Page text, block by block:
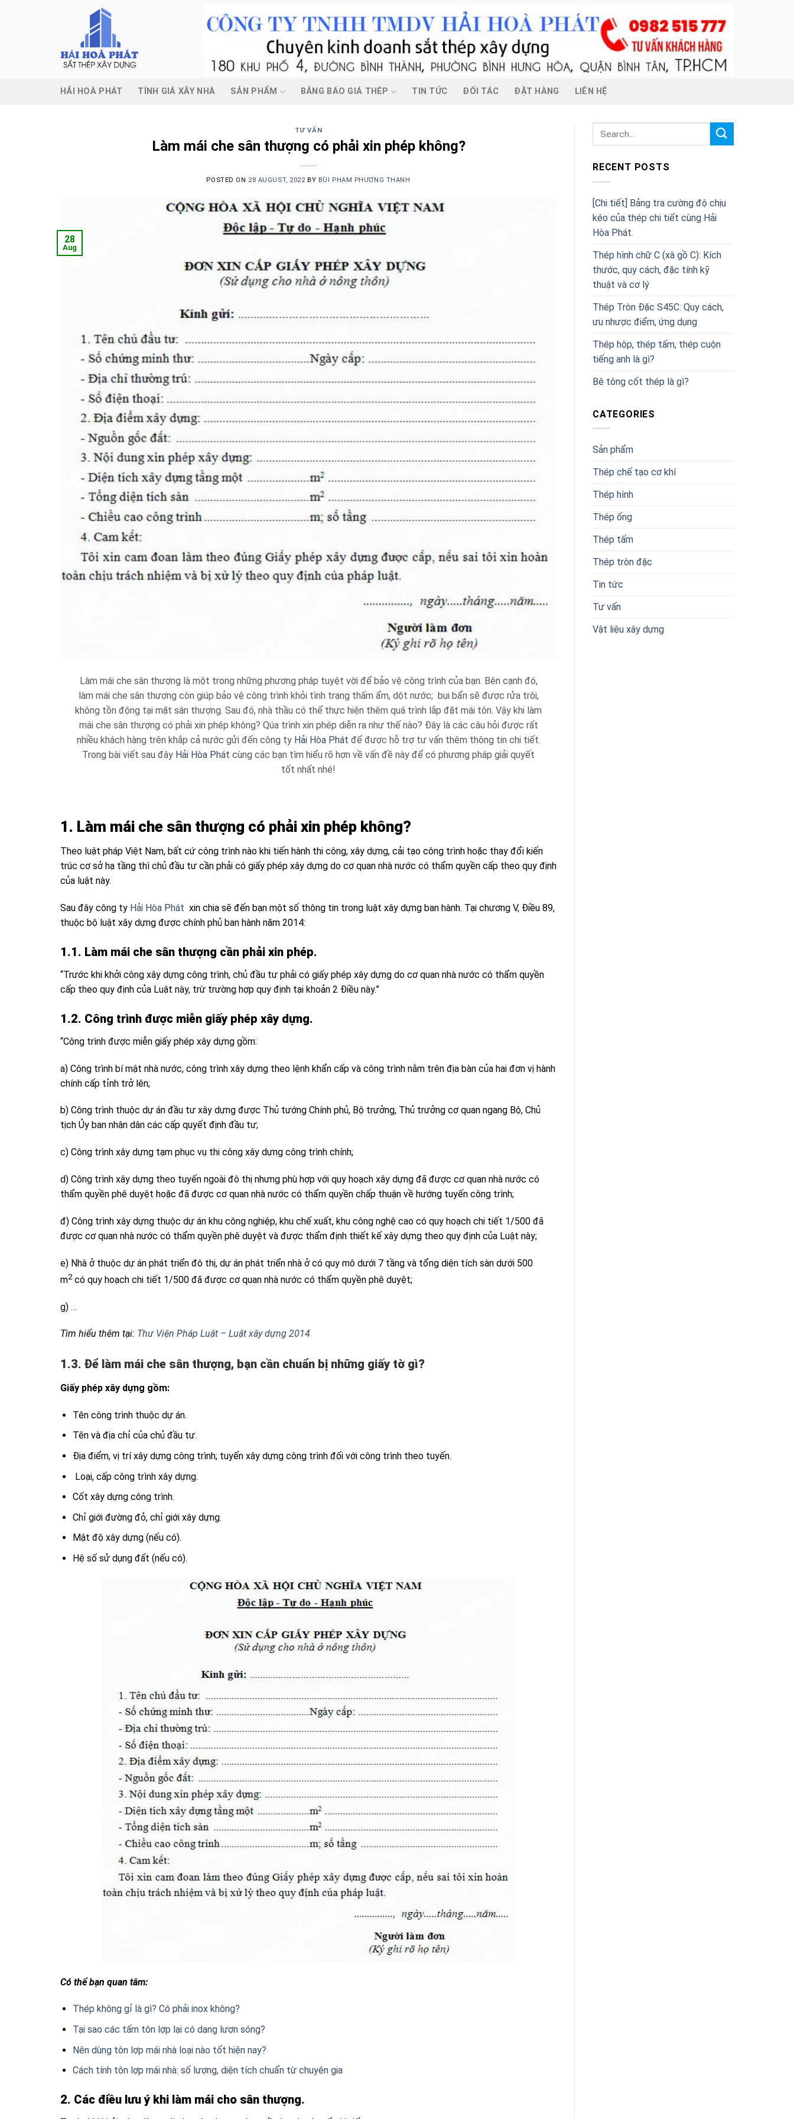
HẢI HOÀ PHÁT TÍNH GIÁ XÂY NHÀ SẢN PHẨM BẢNG BÁO GIÁ THÉP TIN TỨC ĐỐI TÁC ĐẶT HÀNG LIÊN HỆ
TƯ VẤN
Làm mái che sân thượng có phải xin phép không?
POSTED ON 28 AUGUST, 2022 BY BÙI PHẠM PHƯƠNG THANH
28
Aug
Làm mái che sân thượng là một trong những phương pháp tuyệt vời để bảo vệ công trình của bạn. Bên cạnh đó,
làm mái che sân thượng còn giúp bảo vệ công trình khỏi tình trạng thấm ẩm, dột nước; bụi bẩn sẽ được rửa trôi,
không tồn động tại mặt sân thượng. Sau đó, nhà thầu có thể thực hiện thêm quá trình lắp đặt mái tôn. Vậy khi làm
mái che sân thượng có phải xin phép không? Qúa trình xin phép diễn ra như thế nào? Đây là các câu hỏi được rất
nhiều khách hàng trên khắp cả nước gửi đến công ty Hải Hòa Phát để được hỗ trợ tư vấn thêm thông tin chi tiết.
Trong bài viết sau đây Hải Hòa Phát cùng các bạn tìm hiểu rõ hơn về vấn đề này để có phương pháp giải quyết
tốt nhất nhé!
1. Làm mái che sân thượng có phải xin phép không?
Theo luật pháp Việt Nam, bất cứ công trình nào khi tiến hành thi công, xây dựng, cải tạo công trình hoặc thay đổi kiến
trúc cơ sở hạ tầng thì chủ đầu tư cần phải có giấy phép xây dựng do cơ quan nhà nước có thẩm quyền cấp theo quy định
của luật này.
Sau đây công ty Hải Hòa Phát xin chia sẽ đến bạn một số thông tin trong luật xây dựng ban hành. Tại chương V, Điều 89,
thuộc bộ luật xây dựng được chính phủ ban hành năm 2014:
1.1. Làm mái che sân thượng cần phải xin phép.
“Trước khi khởi công xây dựng công trình, chủ đầu tư phải có giấy phép xây dựng do cơ quan nhà nước có thẩm quyền
cấp theo quy định của Luật này, trừ trường hợp quy định tại khoản 2 Điều này.”
1.2. Công trình được miễn giấy phép xây dựng.
“Công trình được miễn giấy phép xây dựng gồm:
a) Công trình bí mật nhà nước, công trình xây dựng theo lệnh khẩn cấp và công trình nằm trên địa bàn của hai đơn vị hành
chính cấp tỉnh trở lên;
b) Công trình thuộc dự án đầu tư xây dựng được Thủ tướng Chính phủ, Bộ trưởng, Thủ trưởng cơ quan ngang Bộ, Chủ
tịch Ủy ban nhân dân các cấp quyết định đầu tư;
c) Công trình xây dựng tạm phục vụ thi công xây dựng công trình chính;
d) Công trình xây dựng theo tuyến ngoài đô thị nhưng phù hợp với quy hoạch xây dựng đã được cơ quan nhà nước có
thẩm quyền phê duyệt hoặc đã được cơ quan nhà nước có thẩm quyền chấp thuận về hướng tuyến công trình;
đ) Công trình xây dựng thuộc dự án khu công nghiệp, khu chế xuất, khu công nghệ cao có quy hoạch chi tiết 1/500 đã
được cơ quan nhà nước có thẩm quyền phê duyệt và được thẩm định thiết kế xây dựng theo quy định của Luật này;
e) Nhà ở thuộc dự án phát triển đô thị, dự án phát triển nhà ở có quy mô dưới 7 tầng và tổng diện tích sàn dưới 500
m2có quy hoạch chi tiết 1/500 đã được cơ quan nhà nước có thẩm quyền phê duyệt;
g) …
Tìm hiểu thêm tại: Thư Viện Pháp Luật – Luật xây dựng 2014
1.3. Để làm mái che sân thượng, bạn cần chuẩn bị những giấy tờ gì?
Giấy phép xây dựng gồm:
Tên công trình thuộc dự án.
Tên và địa chỉ của chủ đầu tư.
Địa điểm, vị trí xây dựng công trình; tuyến xây dựng công trình đối với công trình theo tuyến.
Loại, cấp công trình xây dựng.
Cốt xây dựng công trình.
Chỉ giới đường đỏ, chỉ giới xây dựng.
Mật độ xây dựng (nếu có).
Hệ số sử dụng đất (nếu có).
Có thể bạn quan tâm:
Thép không gỉ là gì? Có phải inox không?
Tại sao các tấm tôn lợp lại có dạng lượn sóng?
Nên dùng tôn lợp mái nhà loại nào tốt hiện nay?
Cách tính tôn lợp mái nhà: số lượng, diện tích chuẩn từ chuyên gia
2. Các điều lưu ý khi làm mái cho sân thượng.
RECENT POSTS
[Chi tiết] Bảng tra cường độ chịu
kéo của thép chi tiết cùng Hải
Hòa Phát.
Thép hình chữ C (xà gồ C): Kích
thước, quy cách, đặc tính kỹ
thuật và cơ lý
Thép Tròn Đặc S45C: Quy cách,
ưu nhược điểm, ứng dụng
Thép hộp, thép tấm, thép cuộn
tiếng anh là gì?
Bê tông cốt thép là gì?
CATEGORIES
Sản phẩm
Thép chế tạo cơ khí
Thép hình
Thép ống
Thép tấm
Thép tròn đặc
Tin tức
Tư vấn
Vật liệu xây dựng